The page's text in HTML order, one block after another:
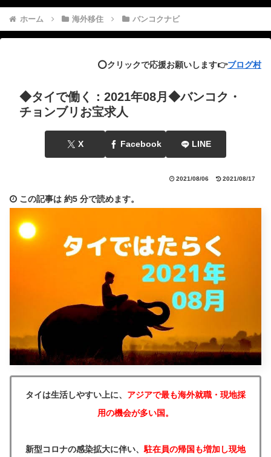
ホーム 海外移住 バンコクナビ
⭕️クリックで応援お願いします👉ブログ村
◆タイで働く：2021年08月◆バンコク・
チョンブリお宝求人
X Facebook LINE
2021/08/06 2021/08/17
この記事は 約5 分で読めます。
タイは生活しやすい上に、 アジアで最も海外就職・現地採
用の機会が多い国。
新型コロナの感染拡大に伴い、 駐在員の帰国も増加し現地